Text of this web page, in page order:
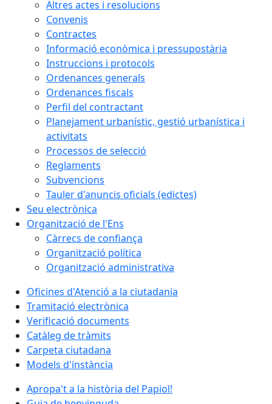
Altres actes i resolucions
Convenis
Contractes
Informació econòmica i pressupostària
Instruccions i protocols
Ordenances generals
Ordenances fiscals
Perfil del contractant
Planejament urbanístic, gestió urbanística i
activitats
Processos de selecció
Reglaments
Subvencions
Tauler d'anuncis oficials (edictes)
Seu electrònica
Organització de l'Ens
Càrrecs de confiança
Organització política
Organització administrativa
Oficines d'Atenció a la ciutadania
Tramitació electrònica
Verificació documents
Catàleg de tràmits
Carpeta ciutadana
Models d'instància
Apropa't a la història del Papiol!